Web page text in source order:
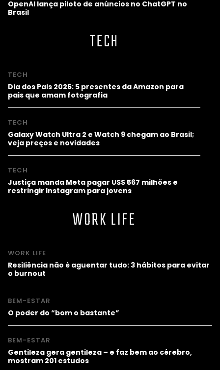
OpenAI lança piloto de anúncios no ChatGPT no
Brasil
TECH
TECH
Dia dos Pais 2026: 5 presentes da Amazon para
pais que amam fotografia
TECH
Galaxy Watch Ultra 2 e Watch 9 chegam ao Brasil;
veja preços e novidades
TECH
Justiça manda Meta pagar US$ 567 milhões e
restringir Instagram para jovens
WORK LIFE
WORK LIFE
Resiliência não é aguentar tudo: 3 hábitos para evitar
o burnout
BEM-ESTAR
O poder do “bom o bastante”
BEM-ESTAR
Gentileza gera gentileza – e faz bem ao cérebro,
mostram 201 estudos